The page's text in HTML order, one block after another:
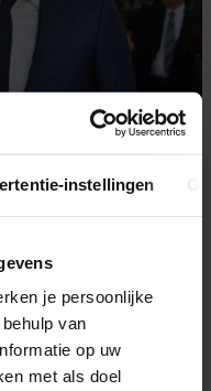
instellingen
je persoonlijke
van
op uw
met als doel